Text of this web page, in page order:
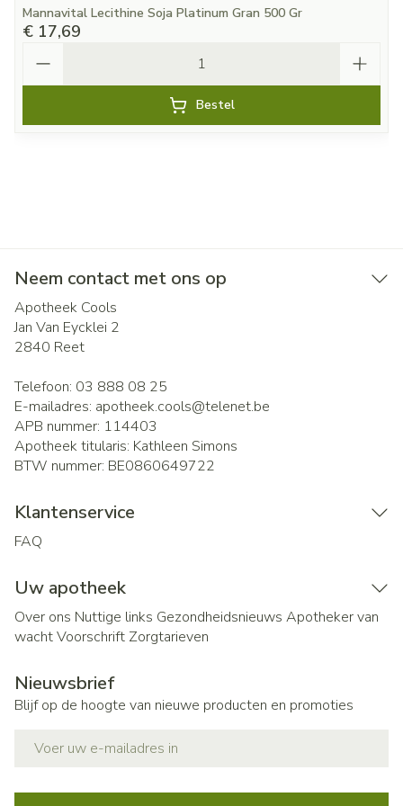
Mannavital Lecithine Soja Platinum Gran 500 Gr
€ 17,69
Bestel
Neem contact met ons op
Apotheek Cools
Jan Van Eycklei 2
2840 Reet
Telefoon: 03 888 08 25
E-mailadres: apotheek.cools@telenet.be
APB nummer: 114403
Apotheek titularis: Kathleen Simons
BTW nummer: BE0860649722
Klantenservice
FAQ
Uw apotheek
Over ons Nuttige links Gezondheidsnieuws Apotheker van
wachtVoorschrift Zorgtarieven
Nieuwsbrief
Blijf op de hoogte van nieuwe producten en promoties